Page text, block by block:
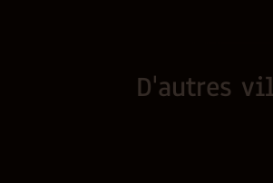
D'autres